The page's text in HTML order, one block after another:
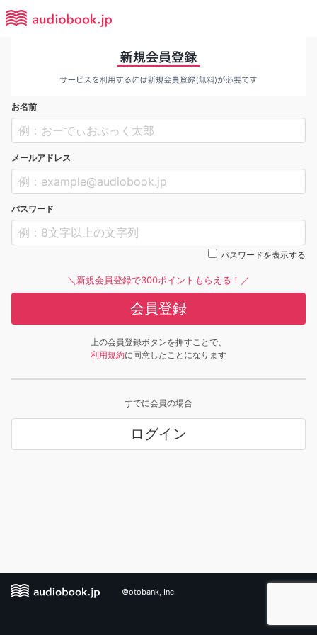
お名前
メールアドレス
パスワード
パスワードを表示する
＼新規会員登録で300ポイントもらえる！／
会員登録
上の会員登録ボタンを押すことで、
利用規約に同意したことになります
すでに会員の場合
ログイン
©otobank, Inc.